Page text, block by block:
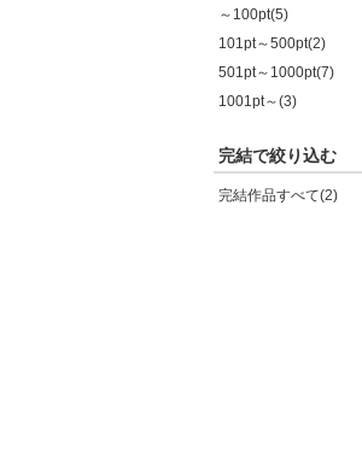
～100pt(5)
101pt～500pt(2)
501pt～1000pt(7)
1001pt～(3)
完結で絞り込む
完結作品すべて(2)